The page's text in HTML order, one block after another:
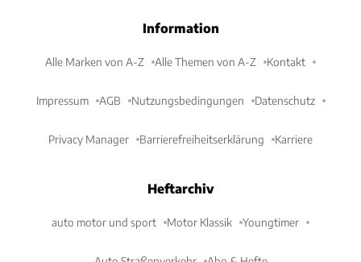
Information
Alle Marken von A-Z Alle Themen von A-Z Kontakt
Impressum AGB Nutzungsbedingungen Datenschutz
Privacy Manager Barrierefreiheitserklärung Karriere
Heftarchiv
auto motor und sport Motor Klassik Youngtimer